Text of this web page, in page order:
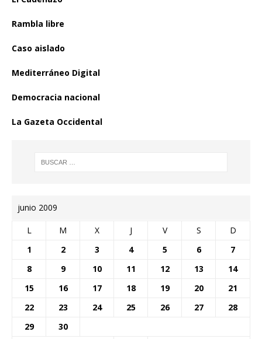
Rambla libre
Caso aislado
Mediterráneo Digital
Democracia nacional
La Gazeta Occidental
junio 2009
L M X J V S D
1 2 3 4 5 6
7
8
9 10 11 12 13
14
15
16 17 18 19 20
21
22
23 24 25 26 27
28
29
30